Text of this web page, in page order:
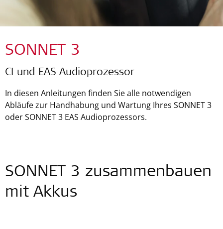
SONNET 3
CI und EAS Audioprozessor
In diesen Anleitungen finden Sie alle notwendigen
Abläufe zur Handhabung und Wartung Ihres SONNET 3
oder SONNET 3 EAS Audioprozessors.
SONNET 3 zusammenbauen
mit Akkus